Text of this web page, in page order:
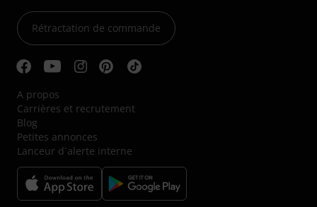
Rétractation de commande
A propos
Carrières et recrutement
Blog
Petites annonces
Lanceur d´alerte interne